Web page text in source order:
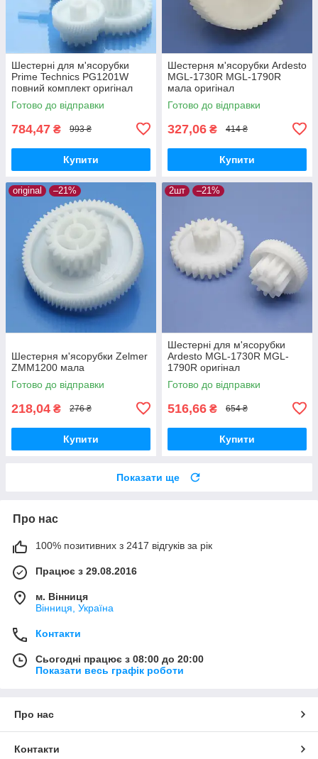
Шестерні для м'ясорубки
Prime Technics PG1201W
повний комплект оригінал
харчовий пластик
Готово до відправки
784,47 ₴ 993 ₴
Купити
Шестерня м'ясорубки Ardesto
MGL-1730R MGL-1790R
мала оригінал
Готово до відправки
327,06 ₴ 414 ₴
Купити
original –21%
Шестерня м'ясорубки Zelmer
ZMM1200 мала
Готово до відправки
218,04 ₴ 276 ₴
Купити
2шт –21%
Шестерні для м'ясорубки
Ardesto MGL-1730R MGL-
1790R оригінал
Готово до відправки
516,66 ₴ 654 ₴
Купити
Показати ще
Про нас
100% позитивних з 2417 відгуків за рік
Працює з 29.08.2016
м. Вінниця
Вінниця, Україна
Контакти
Сьогодні працює з 08:00 до 20:00
Показати весь графік роботи
Про нас
Контакти